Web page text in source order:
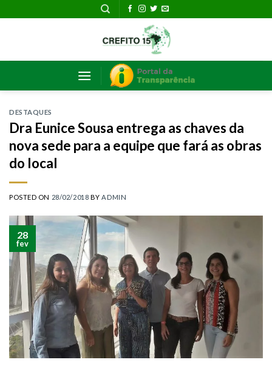
DESTAQUES
Dra Eunice Sousa entrega as chaves da
nova sede para a equipe que fará as obras
do local
POSTED ON 28/02/2018 BY ADMIN
28
fev